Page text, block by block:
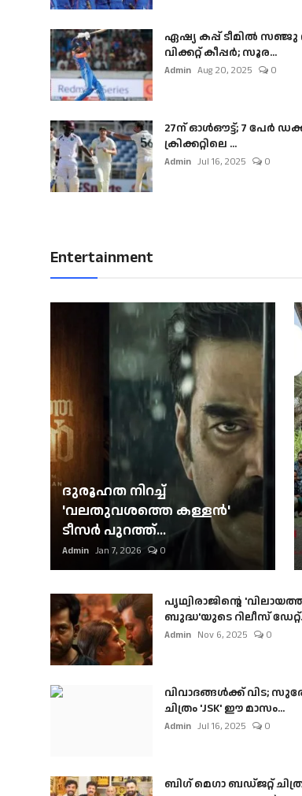
ഏഷ്യ കപ്പ് ടീമിൽ
വിക്കറ്റ് കീപ്പർ; സൂര...
Admin Aug 20, 2025 0
27ന് ഓൾഔട്ട്; 7 പേർ
ക്രിക്കറ്റിലെ ...
Admin Jul 16, 2025 0
Entertainment
ദുരൂഹത നിറച്ച്
'വലതുവശത്തെ കള്ളന്‍'
ടീസര്‍ പുറത്ത്...
Admin Jan 7, 2026 0
പൃഥ്വിരാജിന്റെ
ബുദ്ധ'യുടെ റിലീസ്
Admin Nov 6, 2025 0
വിവാദങ്ങൾക്ക് വിട;
ചിത്രം 'JSK' ഈ മാസം...
Admin Jul 16, 2025 0
ബി​ഗ് മെഗാ ബഡ്ജറ്റ്